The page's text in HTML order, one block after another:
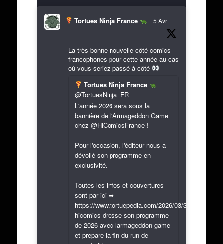
Tortues Ninja France 5 Avr
La très bonne nouvelle côté comics
francophones pour cette année au cas
où vous seriez passé à côté
Tortues Ninja France
@TortuesNinja_FR
L'année 2026 sera sous la
bannière de l'Armageddon Game
chez @HiComicsFrance !
Pour l'occasion, l'éditeur nous a
dévoilé son programme en
exclusivité.
Toutes les infos et couvertures
sont par ici ➡
https://www.tortuepedia.com/2026/03/31/exclusif-
hicomics-dresse-son-programme-
de-2026-avec-larmageddon-game-
et-prepare-la-fin-du-run-de-